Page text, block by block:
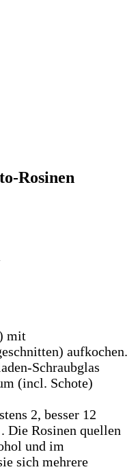
Rosinen
mit
aufkochen.
Schraubglas
(incl. Schote)
2, besser 12
Die Rosinen quellen
und im
sich mehrere